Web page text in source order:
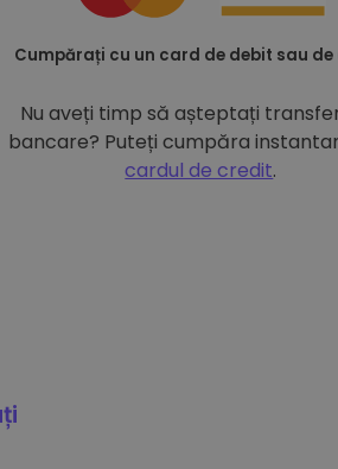
Cumpărați cu un card de debit sau
Nu aveți timp să așteptați
bancare? Puteți cumpăra
cardul de credit.